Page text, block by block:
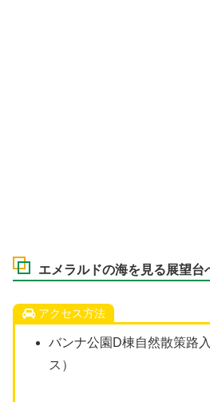
エメラルドの海を見る展望台
アクセス方法
バンナ公園D棟自然散策路
ス）